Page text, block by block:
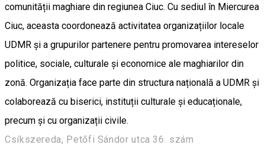
comunității maghiare din regiunea Ciuc. Cu sediul în Miercurea
Ciuc, aceasta coordonează activitatea organizațiilor locale
UDMR și a grupurilor partenere pentru promovarea intereselor
politice, sociale, culturale și economice ale maghiarilor din
zonă. Organizația face parte din structura națională a UDMR și
colaborează cu biserici, instituții culturale și educaționale,
precum și cu organizații civile.
Csíkszereda, Petőfi Sándor utca 36. szám